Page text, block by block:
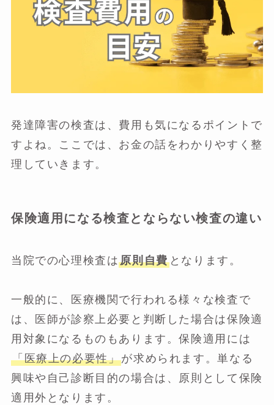
発達障害の検査は、費用も気になるポイントで
すよね。ここでは、お金の話をわかりやすく整
理していきます。
保険適用になる検査とならない検査の違い
当院での心理検査は原則自費となります。
一般的に、医療機関で行われる様々な検査で
は、医師が診察上必要と判断した場合は保険適
用対象になるものもあります。保険適用には
「医療上の必要性」が求められます。単なる
興味や自己診断目的の場合は、原則として保険
適用外となります。